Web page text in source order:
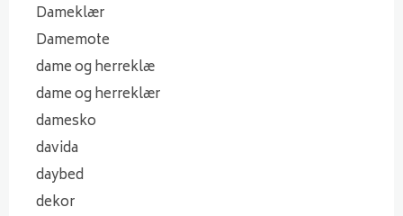
Dameklær
Damemote
dame og herreklæ
dame og herreklær
damesko
davida
daybed
dekor